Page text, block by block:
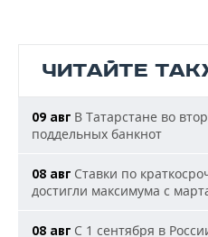
ЧИТАЙТЕ
09 авг В Татарстане во
поддельных банкнот
08 авг Ставки по
достигли максимума с
08 авг С 1 сентября в